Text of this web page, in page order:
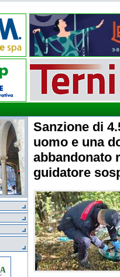
Sanzione di
uomo e una
abbandonato
guidatore